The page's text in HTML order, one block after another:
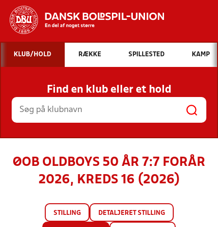
Hvad vil du søge efter?
INDHOLD OG NYHEDER
STILLINGER, RESULTATER, KLUBBER OG
HOLD
KLUB/HOLD RÆKKE SPILLESTED KAMP
Find en klub eller et hold
ØOB OLDBOYS 50 ÅR 7:7 FORÅR
2026, KREDS 16 (2026)
STILLING DETALJERET STILLING